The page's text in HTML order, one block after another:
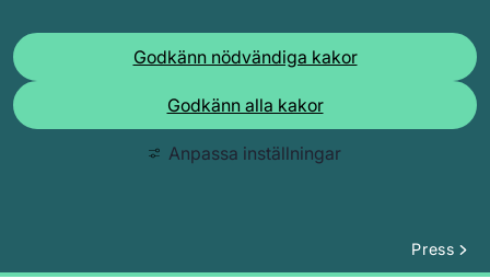
Godkänn nödvändiga kakor
Godkänn alla kakor
Anpassa inställningar
Press